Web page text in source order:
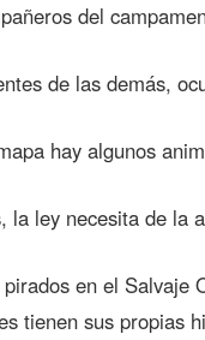
del
de las demás,
hay algunos
la ley necesita de la
en el Salvaje
tienen sus propias